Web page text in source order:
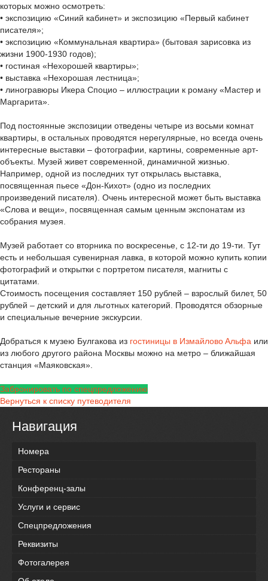
которых можно осмотреть:
• экспозицию «Синий кабинет» и экспозицию «Первый кабинет
писателя»;
• экспозицию «Коммунальная квартира» (бытовая зарисовка из
жизни 1900-1930 годов);
• гостиная «Нехорошей квартиры»;
• выставка «Нехорошая лестница»;
• линогравюры Икера Споцио – иллюстрации к роману «Мастер и
Маргарита».
Под постоянные экспозиции отведены четыре из восьми комнат
квартиры, в остальных проводятся нерегулярные, но всегда очень
интересные выставки – фотографии, картины, современные арт-
объекты. Музей живет современной, динамичной жизнью.
Например, одной из последних тут открылась выставка,
посвященная пьесе «Дон-Кихот» (одно из последних
произведений писателя). Очень интересной может быть выставка
«Слова и вещи», посвященная самым ценным экспонатам из
собрания музея.
Музей работает со вторника по воскресенье, с 12-ти до 19-ти. Тут
есть и небольшая сувенирная лавка, в которой можно купить копии
фотографий и открытки с портретом писателя, магниты с
цитатами.
Стоимость посещения составляет 150 рублей – взрослый билет, 50
рублей – детский и для льготных категорий. Проводятся обзорные
и специальные вечерние экскурсии.
Добраться к музею Булгакова из гостиницы в Измaйлoвo Aльфa или
из любого другого района Москвы можно на метро – ближайшая
станция «Маяковская».
Забронировать по спецпредложению
Вернуться к списку путеводителя
Навигация
Номера
Рестораны
Конференц-залы
Услуги и сервис
Спецпредложения
Реквизиты
Фотогалерея